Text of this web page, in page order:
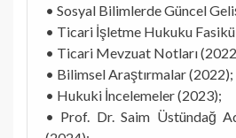
• Sosyal Bilimlerde Güncel
• Ticari İşletme Hukuku
• Ticari Mevzuat Notları
• Bilimsel Araştırmalar (2022);
• Hukuki İncelemeler (2023);
• Prof. Dr. Saim Üstündağ